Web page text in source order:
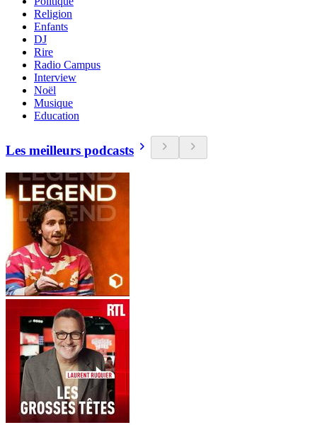
Religion
Enfants
DJ
Rire
Radio Campus
Interview
Noël
Musique
Education
Les meilleurs podcasts